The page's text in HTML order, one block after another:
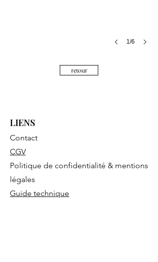
1/6
retour
LIENS
Contact
CGV
Politique de confidentialité & mentions
légales
Guide technique